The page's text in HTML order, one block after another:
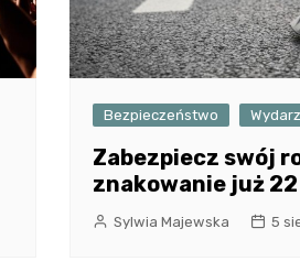
Bezpieczeństwo
Zabezpiecz swój
znakowanie już
Sylwia Majewska 5